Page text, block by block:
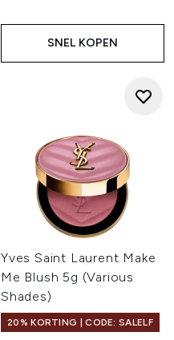
SNEL KOPEN
Yves Saint Laurent Make
Me Blush 5g (Various
Shades)
20% KORTING | CODE: SALELF